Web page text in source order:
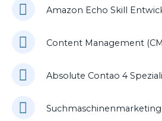
Amazon Echo Skill
Content Management
Absolute Contao 4
Suchmaschinenmarketing